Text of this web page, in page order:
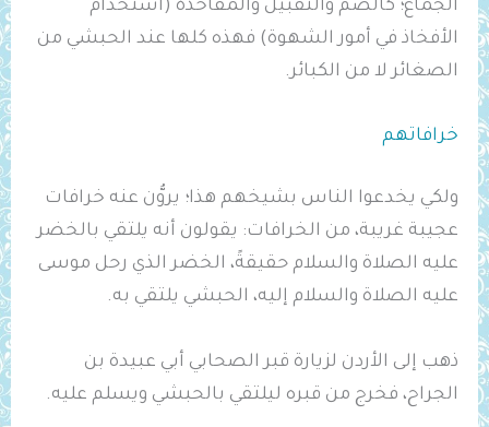
الجماع؛ كالضم والتقبيل والمفاخذة (استخدام
الأفخاذ في أمور الشهوة) فهذه كلها عند الحبشي من
الصغائر لا من الكبائر.
خرافاتهم
ولكي يخدعوا الناس بشيخهم هذا؛ يروُّن عنه خرافات
عجيبة غريبة، من الخرافات: يقولون أنه يلتقي بالخضر
عليه الصلاة والسلام حقيقةً، الخضر الذي رحل موسى
عليه الصلاة والسلام إليه، الحبشي يلتقي به.
ذهب إلى الأردن لزيارة قبر الصحابي أبي عبيدة بن
الجراح، فخرج من قبره ليلتقي بالحبشي ويسلم عليه.